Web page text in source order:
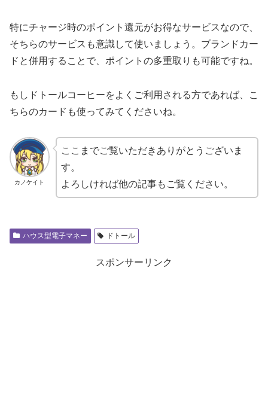
特にチャージ時のポイント還元がお得なサービスなので、
そちらのサービスも意識して使いましょう。ブランドカー
ドと併用することで、ポイントの多重取りも可能ですね。
もしドトールコーヒーをよくご利用される方であれば、こ
ちらのカードも使ってみてくださいね。
カノケイト
ここまでご覧いただきありがとうございま
す。
よろしければ他の記事もご覧ください。
ハウス型電子マネー ドトール
スポンサーリンク